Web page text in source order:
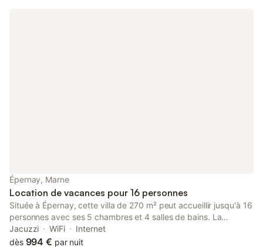
Épernay, Marne
Location de vacances pour 16 personnes
Située à Épernay, cette villa de 270 m² peut accueillir jusqu'à 16
personnes avec ses 5 chambres et 4 salles de bains. La
propriété se trouve à 800 m du centre-ville et à 600 m de la
gare, offrant un point de départ pour explorer la région.
Jacuzzi WiFi
Internet
dès 994 € par nuit